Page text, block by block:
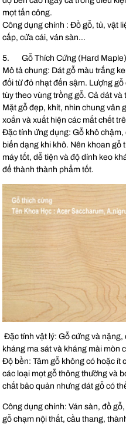
mọt tấn công.
Công dụng chính : Đồ gỗ, tủ, vật
cấp, cửa cái, ván sàn…
5. Gỗ Thích Cứng (Hard Maple)
Mô tả chung: Dát gỗ màu trắng
đổi từ đỏ nhạt đến sậm. Lượng
tùy theo vùng trồng gỗ. Cả dát và
Mặt gỗ đẹp, khít, nhìn chung vân
xoắn và xuất hiện các mắt chết
Đặc tính ứng dụng: Gỗ khô chậm,
biến dạng khi khô. Nên khoan gỗ
máy tốt, dễ tiện và độ dính keo
để thành thành phẩm tốt.
Đặc tính vật lý: Gỗ cứng và
kháng ma sát và kháng mài mòn
Độ bền: Tâm gỗ không có hoặc ít
các loại mọt gỗ thông thường và
chất bảo quản nhưng dát gỗ có
Công dụng chính: Ván sàn, đồ
gỗ chạm nội thất, cầu thang,